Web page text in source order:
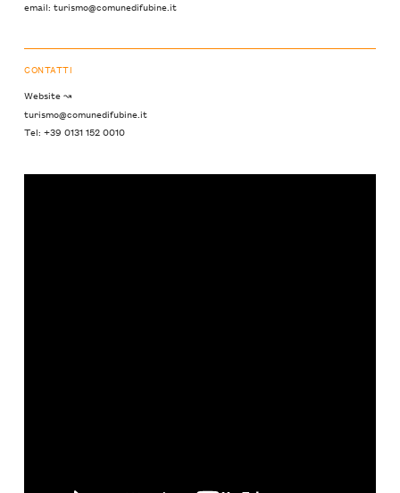
email: turismo@comunedifubine.it
CONTATTI
Website ↝
turismo@comunedifubine.it
Tel: +39 0131 152 0010